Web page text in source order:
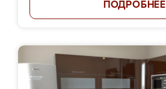
ПОДРОБНЕЕ